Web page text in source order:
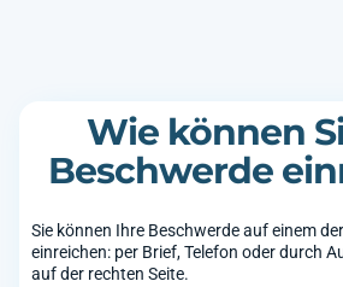
Wie können
Beschwerde
Sie können Ihre Beschwerde auf einem
einreichen: per Brief, Telefon oder durch
auf der rechten Seite.